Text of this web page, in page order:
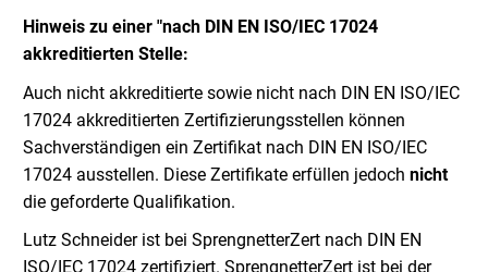
Hinweis zu einer "nach DIN EN ISO/IEC 17024
akkreditierten Stelle:
Auch nicht akkreditierte sowie nicht nach DIN EN ISO/IEC
17024 akkreditierten Zertifizierungsstellen können
Sachverständigen ein Zertifikat nach DIN EN ISO/IEC
17024 ausstellen. Diese Zertifikate erfüllen jedoch nicht
die geforderte Qualifikation.
Lutz Schneider ist bei SprengnetterZert nach DIN EN
ISO/IEC 17024 zertifiziert. SprengnetterZert ist bei der